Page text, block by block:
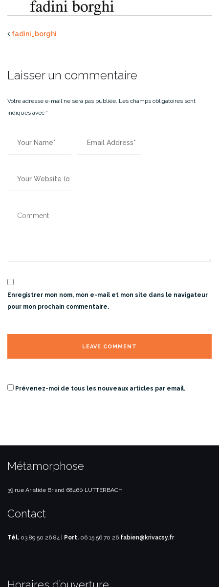
fadini_borghi
Laisser un commentaire
Votre adresse e-mail ne sera pas publiée. Les champs obligatoires sont
indiqués avec *
Enregistrer mon nom, mon e-mail et mon site dans le navigateur
pour mon prochain commentaire.
Prévenez-moi de tous les nouveaux articles par email.
Métamorphose
39 rue Aristide Briand 68460 LUTTERBACH
Contact
Tél. 03 89 50 26 84 | Port. 06 15 56 70 26 fabien@krivacsy.fr